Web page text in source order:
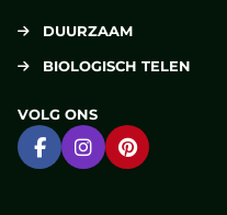
DUURZAAM
BIOLOGISCH TELEN
VOLG ONS
Ga naar Facebook
Ga naarGa naar